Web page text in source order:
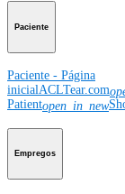
Paciente
Paciente - Página
inicialACLTear.com
Patientopen_in_new
Empregos